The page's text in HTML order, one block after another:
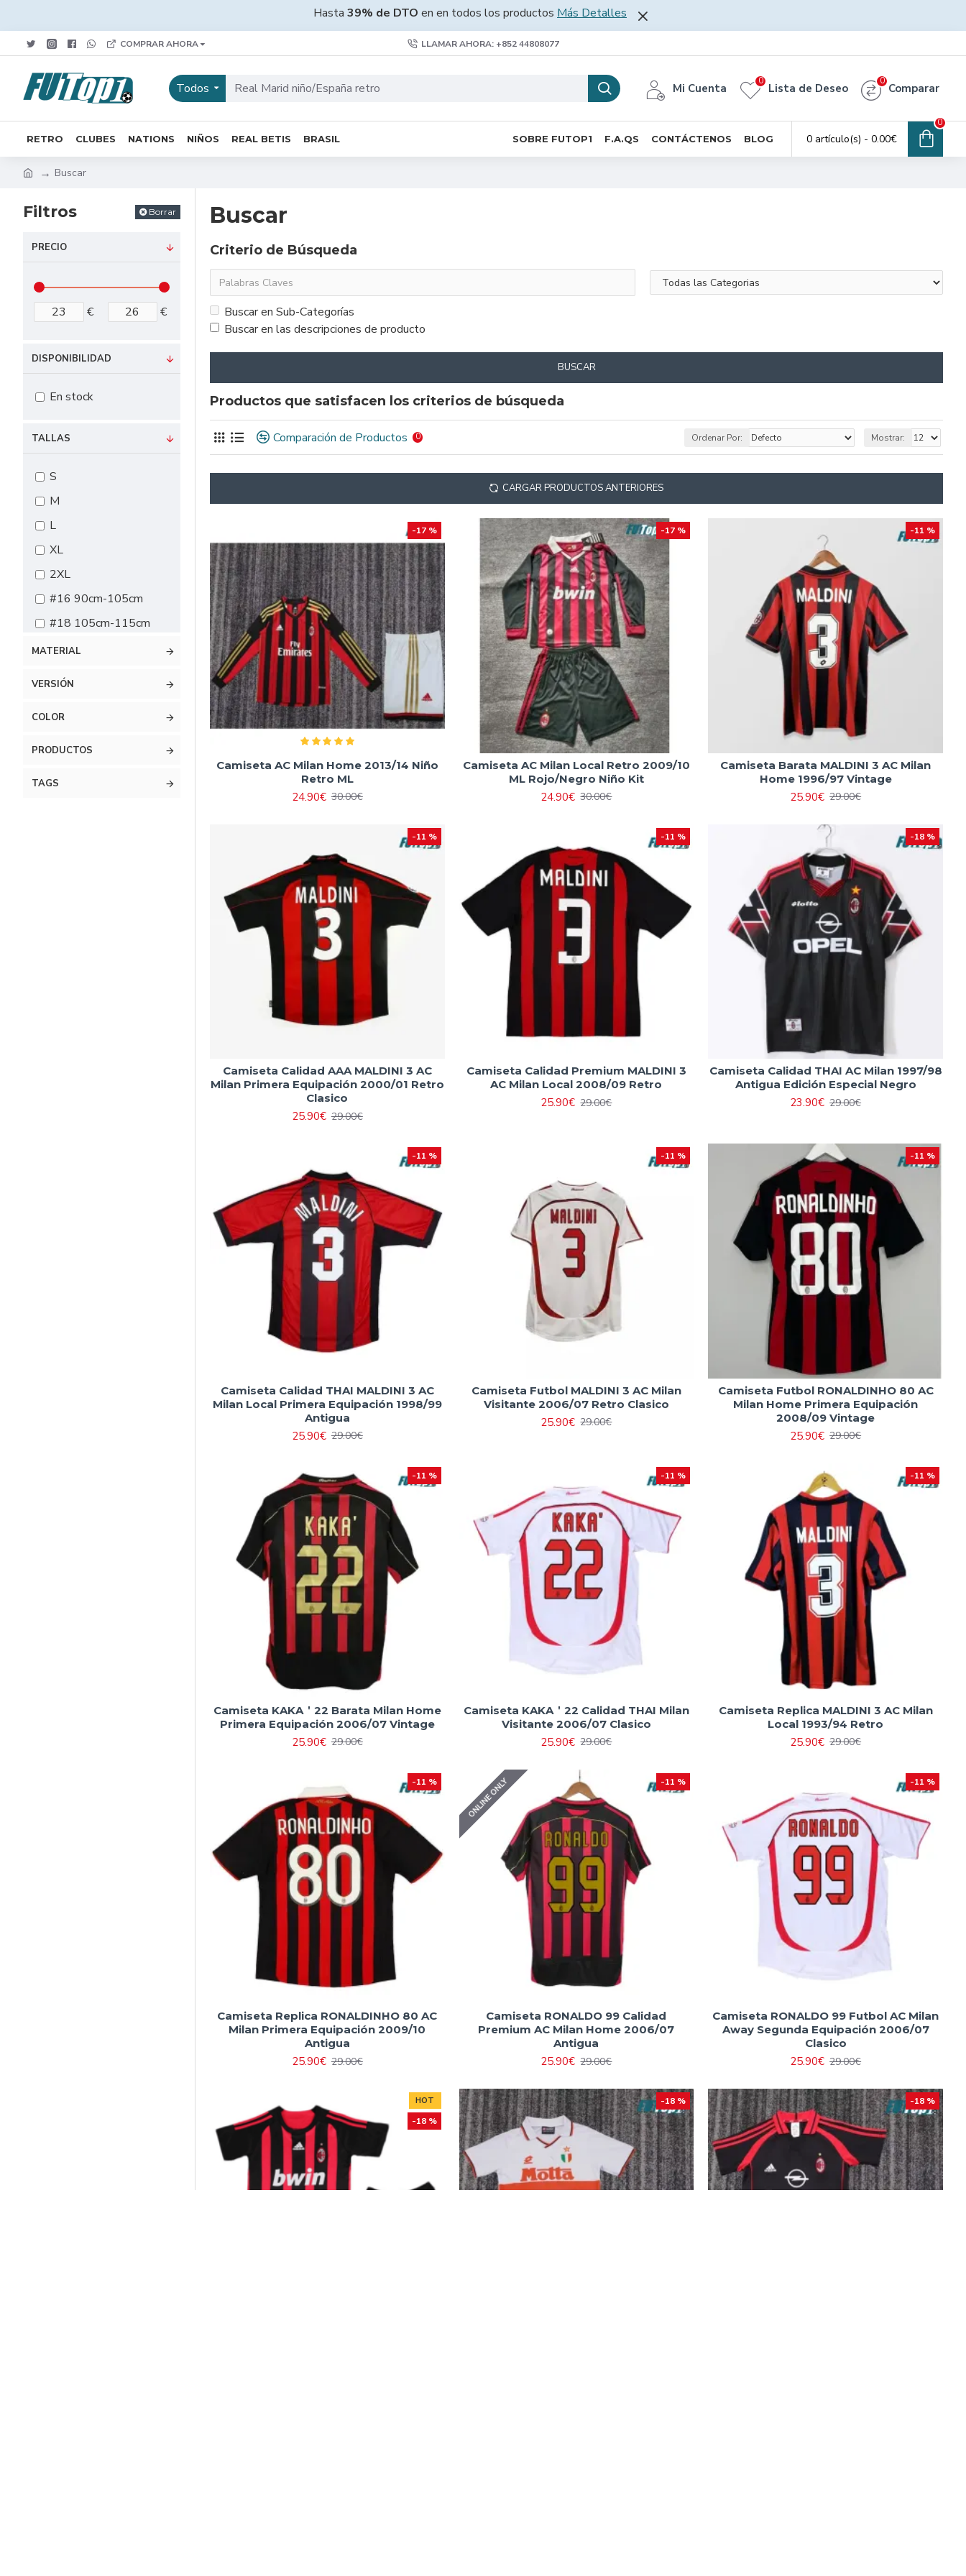
Hasta 39% de DTO en en todos los productos Más Detalles
COMPRAR AHORA LLAMAR AHORA: +852 44808077
Todos Mi Cuenta Lista de Deseo
0
Comparar
0
RETRO CLUBES NATIONS NIÑOS REAL BETIS BRASIL SOBRE FUTOP1 F.A.QS CONTÁCTENOS BLOG 0 artículo(s) - 0.00€
0
Buscar
Filtros Borrar
PRECIO
€ €
MATERIAL
VERSIÓN
COLOR
PRODUCTOS
TALLAS
S
M
L
XL
2XL
#16 90cm-105cm
#18 105cm-115cm
#20 115cm-125cm
#26 145cm-155cm
#28 155cm-165cm
TAGS
DISPONIBILIDAD
En stock
Buscar
Criterio de Búsqueda
Buscar en Sub-Categorías
Buscar en las descripciones de producto
BUSCAR
Productos que satisfacen los criterios de búsqueda
Comparación de Productos 0 Ordenar Por: Mostrar:
CARGAR PRODUCTOS ANTERIORES
-17 %
Camiseta AC Milan Home 2013/14 Niño
Retro ML
24.90€ 30.00€
-17 %
Camiseta AC Milan Local Retro 2009/10
ML Rojo/Negro Niño Kit
24.90€ 30.00€
-11 %
Camiseta Barata MALDINI 3 AC Milan
Home 1996/97 Vintage
25.90€ 29.00€
-11 %
Camiseta Calidad AAA MALDINI 3 AC
Milan Primera Equipación 2000/01 Retro
Clasico
25.90€ 29.00€
-11 %
Camiseta Calidad Premium MALDINI 3
AC Milan Local 2008/09 Retro
25.90€ 29.00€
-18 %
Camiseta Calidad THAI AC Milan 1997/98
Antigua Edición Especial Negro
23.90€ 29.00€
-11 %
Camiseta Calidad THAI MALDINI 3 AC
Milan Local Primera Equipación 1998/99
Antigua
25.90€ 29.00€
-11 %
Camiseta Futbol MALDINI 3 AC Milan
Visitante 2006/07 Retro Clasico
25.90€ 29.00€
-11 %
Camiseta Futbol RONALDINHO 80 AC
Milan Home Primera Equipación
2008/09 Vintage
25.90€ 29.00€
-11 %
Camiseta KAKA＇22 Barata Milan Home
Primera Equipación 2006/07 Vintage
25.90€ 29.00€
-11 %
Camiseta KAKA＇22 Calidad THAI Milan
Visitante 2006/07 Clasico
25.90€ 29.00€
-11 %
Camiseta Replica MALDINI 3 AC Milan
Local 1993/94 Retro
25.90€ 29.00€
-11 %
Camiseta Replica RONALDINHO 80 AC
Milan Primera Equipación 2009/10
Antigua
25.90€ 29.00€
ONLINE ONLY -11 %
Camiseta RONALDO 99 Calidad
Premium AC Milan Home 2006/07
Antigua
25.90€ 29.00€
-11 %
Camiseta RONALDO 99 Futbol AC Milan
Away Segunda Equipación 2006/07
Clasico
25.90€ 29.00€
HOT
-18 %
-18 % -18 %